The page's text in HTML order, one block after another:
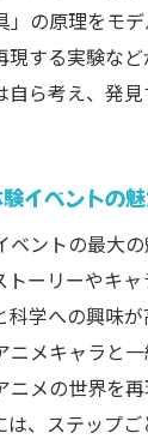
」の原理をモ
する実験など
自ら考え、発
イベントの
ベントの最大
ーリーやキ
学への興味
ニメキャラと
ニメの世界を
は、ステップ